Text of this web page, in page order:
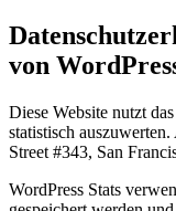
von
Diese Website nutzt
statistisch
Street #343, San
WordPress Stats